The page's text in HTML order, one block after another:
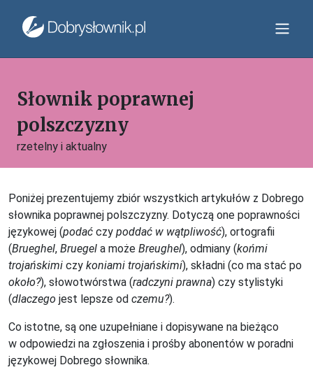
Słownik poprawnej
polszczyzny
rzetelny i aktualny
Poniżej prezentujemy zbiór wszystkich artykułów z Dobrego
słownika poprawnej polszczyzny. Dotyczą one poprawności
językowej (podać czy poddać w wątpliwość), ortografii
(Brueghel, Bruegel a może Breughel), odmiany (końmi
trojańskimi czy koniami trojańskimi), składni (co ma stać po
około?), słowotwórstwa (radczyni prawna) czy stylistyki
(dlaczego jest lepsze od czemu?).
Co istotne, są one uzupełniane i dopisywane na bieżąco
w odpowiedzi na zgłoszenia i prośby abonentów w poradni
językowej Dobrego słownika.